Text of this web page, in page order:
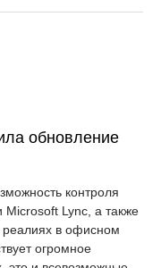
обновление
контроля
Lync, а также
в офисном
огромное